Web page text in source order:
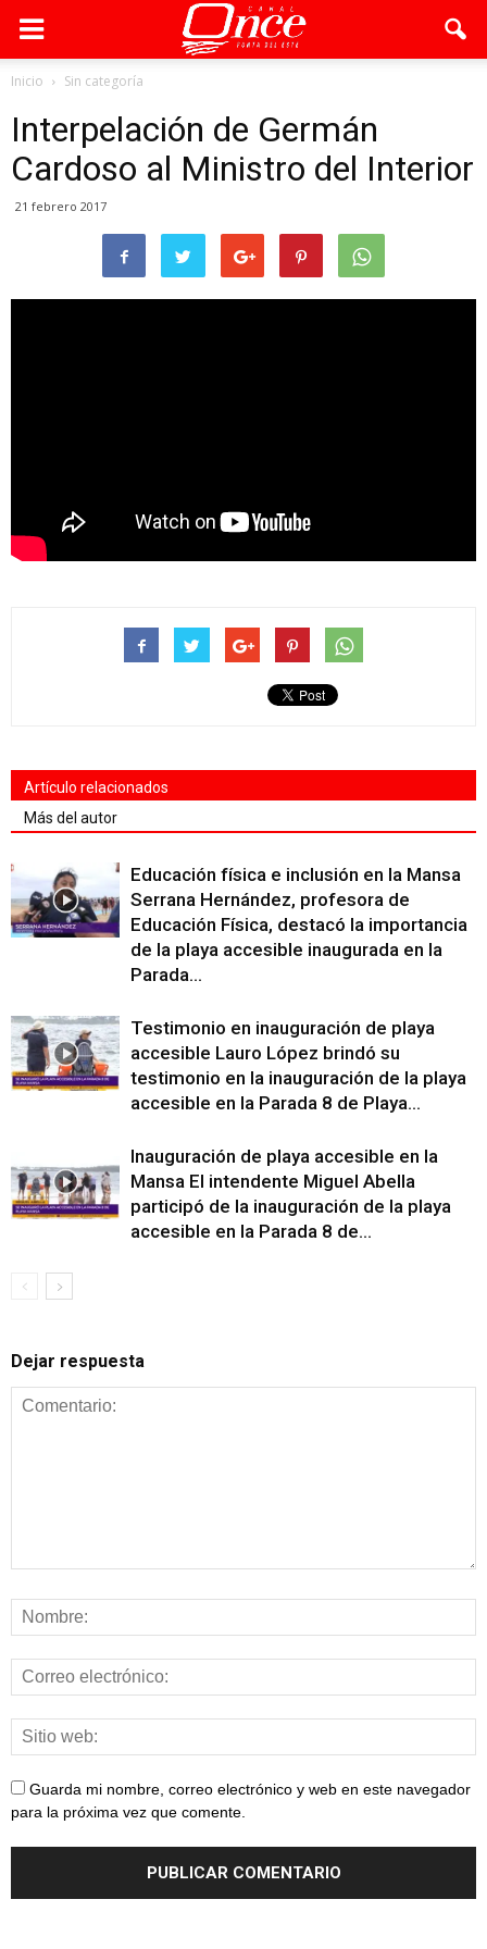
Inicio Sin categoría
Interpelación de Germán
Cardoso al Ministro del Interior
21 febrero 2017
Artículo relacionados
Más del autor
Educación física e inclusión en la Mansa
Serrana Hernández, profesora de
Educación Física, destacó la importancia
de la playa accesible inaugurada en la
Parada...
Testimonio en inauguración de playa
accesible Lauro López brindó su
testimonio en la inauguración de la playa
accesible en la Parada 8 de Playa...
Inauguración de playa accesible en la
Mansa El intendente Miguel Abella
participó de la inauguración de la playa
accesible en la Parada 8 de...
Dejar respuesta
Guarda mi nombre, correo electrónico y web en este navegador
para la próxima vez que comente.